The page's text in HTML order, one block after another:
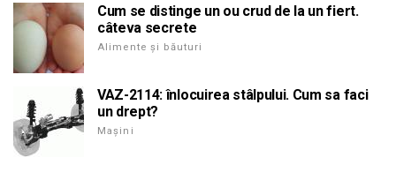
Cum se distinge un ou crud de la un fiert.
câteva secrete
Alimente și băuturi
VAZ-2114: înlocuirea stâlpului. Cum sa faci
un drept?
Mașini